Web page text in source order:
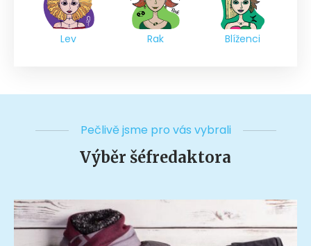
Lev Rak Blíženci
Pečlivě jsme pro vás vybrali
Výběr šéfredaktora